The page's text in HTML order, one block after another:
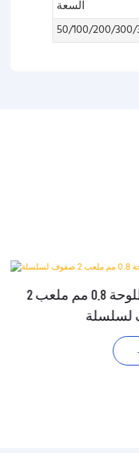
السعة
اللوحة العائمة إلى موصل اللوحة 0.8 مم ملعب 2